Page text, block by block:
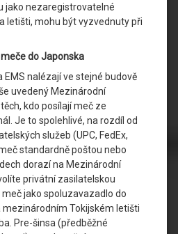
jako nezaregistrovatelné
letišti, mohu být vyzvednuty při
do Japonska
EMS nalézají ve stejné budově
uvedený Mezinárodní
kdo posílají meč ze
Je to spolehlivé, na rozdíl od
služeb (UPC, FedEx,
standardně poštou nebo
dorazí na Mezinárodní
privátní zasilatelskou
jako spoluzavazadlo do
mezinárodním Tokijském letišti
Pre-šinsa (předběžné